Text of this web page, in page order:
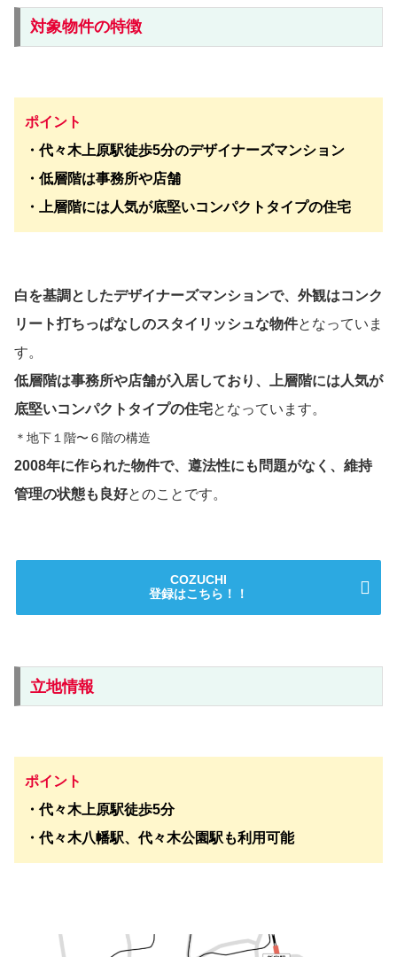
対象物件の特徴
ポイント
・代々木上原駅徒歩5分のデザイナーズマンション
・低層階は事務所や店舗
・上層階には人気が底堅いコンパクトタイプの住宅
白を基調としたデザイナーズマンションで、外観はコンク
リート打ちっぱなしのスタイリッシュな物件となっていま
す。
低層階は事務所や店舗が入居しており、上層階には人気が
底堅いコンパクトタイプの住宅となっています。
＊地下１階〜６階の構造
2008年に作られた物件で、遵法性にも問題がなく、維持
管理の状態も良好とのことです。
COZUCHI
登録はこちら！！
立地情報
ポイント
・代々木上原駅徒歩5分
・代々木八幡駅、代々木公園駅も利用可能